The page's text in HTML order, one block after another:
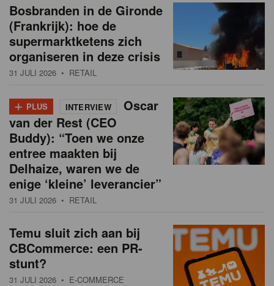
Bosbranden in de Gironde
(Frankrijk): hoe de
supermarktketens zich
organiseren in deze crisis
31 JULI 2026 • RETAIL
+ PLUS INTERVIEW
Oscar
van der Rest (CEO
Buddy): “Toen we onze
entree maakten bij
Delhaize, waren we de
enige ‘kleine’ leverancier”
31 JULI 2026 • RETAIL
Temu sluit zich aan bij
CBCommerce: een PR-
stunt?
31 JULI 2026 • E-COMMERCE